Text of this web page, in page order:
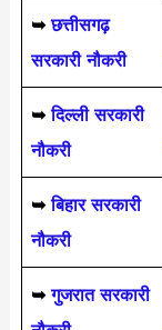
➥ छत्तीसगढ़
सरकारी नौकरी
➥ दिल्ली सरकारी
नौकरी
➥बिहार सरकारी
नौकरी
➥ गुजरात सरकारी